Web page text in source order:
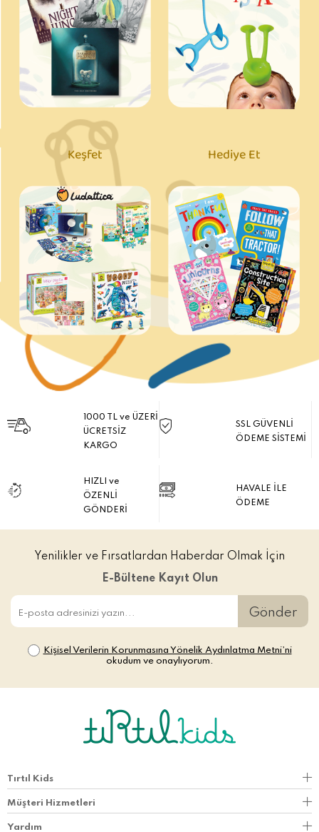
Keşfet Hediye Et
1000 TL ve ÜZERİ
ÜCRETSİZ
KARGO
SSL GÜVENLİ
ÖDEME SİSTEMİ
HIZLI ve
ÖZENLİ
GÖNDERİ
HAVALE İLE
ÖDEME
Yenilikler ve Fırsatlardan Haberdar Olmak İçin
E-Bültene Kayıt Olun
Gönder
Kişisel Verilerin Korunmasına Yönelik Aydınlatma Metni’ni
okudum ve onaylıyorum.
Tırtıl Kids
Müşteri Hizmetleri
Yardım